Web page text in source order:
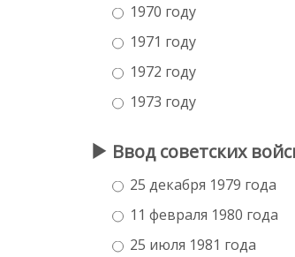
1970 году
1971 году
1972 году
1973 году
Ввод советских
25 декабря 1979 года
11 февраля 1980 года
25 июля 1981 года